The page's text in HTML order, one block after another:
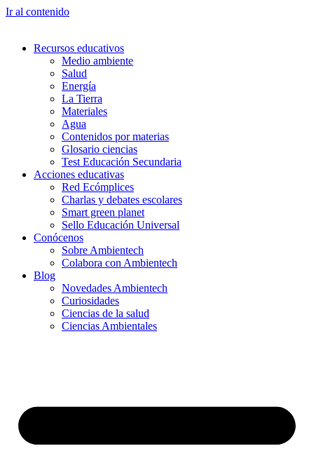
Ir al contenido
Recursos educativos
Medio ambiente
Salud
Energía
La Tierra
Materiales
Agua
Contenidos por materias
Glosario ciencias
Test Educación Secundaria
Acciones educativas
Red Ecómplices
Charlas y debates escolares
Smart green planet
Sello Educación Universal
Conócenos
Sobre Ambientech
Colabora con Ambientech
Blog
Novedades Ambientech
Curiosidades
Ciencias de la salud
Ciencias Ambientales